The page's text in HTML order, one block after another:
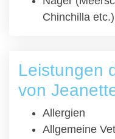
Chinchilla etc.)
Leistungen
von
Allergien
Allgemeine